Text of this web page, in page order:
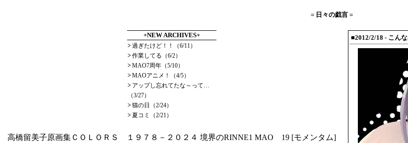
= 日々の戯言 =
+NEW ARCHIVES+
>過ぎたけど！！（6/11）
>作業してる（6/2）
>MAO7周年（5/10）
>MAOアニメ！（4/5）
> アップし忘れてたな～って…
（3/27）
>猫の日（2/24）
>夏コミ（2/21）
高橋留美子原画集ＣＯＬＯＲＳ １９７８－２０２４ 境界のRINNE1 MAO 19 [モメンタム]
■2012/2/18 - こんな